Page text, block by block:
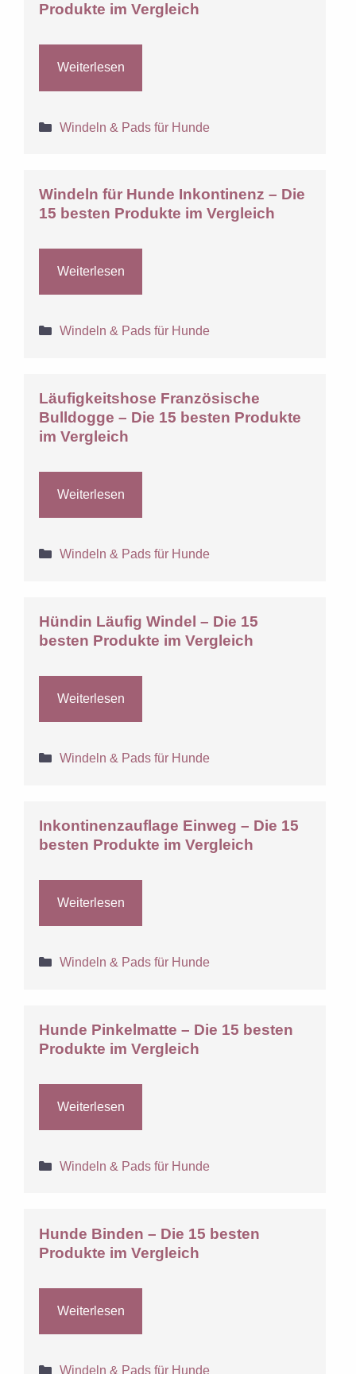
Produkte im Vergleich
Weiterlesen
Kategorien
Windeln & Pads für Hunde
Windeln für Hunde Inkontinenz – Die
15 besten Produkte im Vergleich
Weiterlesen
Kategorien
Windeln & Pads für Hunde
Läufigkeitshose Französische
Bulldogge – Die 15 besten Produkte
im Vergleich
Weiterlesen
Kategorien
Windeln & Pads für Hunde
Hündin Läufig Windel – Die 15
besten Produkte im Vergleich
Weiterlesen
Kategorien
Windeln & Pads für Hunde
Inkontinenzauflage Einweg – Die 15
besten Produkte im Vergleich
Weiterlesen
Kategorien
Windeln & Pads für Hunde
Hunde Pinkelmatte – Die 15 besten
Produkte im Vergleich
Weiterlesen
Kategorien
Windeln & Pads für Hunde
Hunde Binden – Die 15 besten
Produkte im Vergleich
Weiterlesen
Kategorien
Windeln & Pads für Hunde